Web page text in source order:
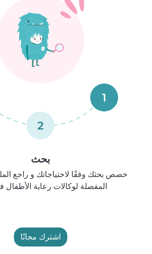
1
2
بحث
خصص بحثك وفقًا لاحتياجاتك و راجع
المفصلة لوكالات رعاية
اشترك مجانًا